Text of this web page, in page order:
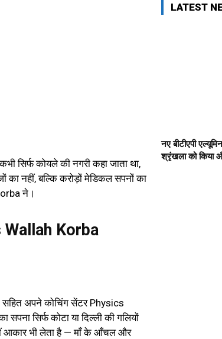
सिर्फ कोयले की नगरी कहा जाता था,
का नहीं, बल्कि करोड़ों मेडिकल सपनों का
ने।
Wallah Korba
सहित अपने कोचिंग सेंटर Physics
सिर्फ कोटा या दिल्ली की गलियों
आकार भी लेता है — माँ के आँचल और
LATEST
नए बीटीएपी
श्रृंखला को किया